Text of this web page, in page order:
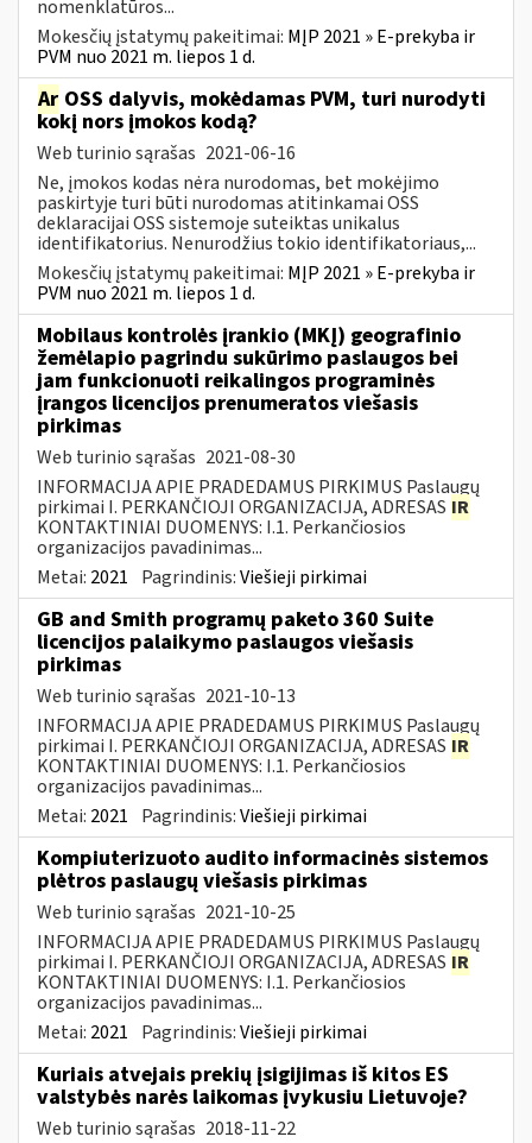
nomenklatūros...
Mokesčių įstatymų pakeitimai: MĮP 2021 » E-prekyba ir
PVM nuo 2021 m. liepos 1 d.
Ar OSS dalyvis, mokėdamas PVM, turi nurodyti
kokį nors įmokos kodą?
Web turinio sąrašas 2021-06-16
Ne, įmokos kodas nėra nurodomas, bet mokėjimo
paskirtyje turi būti nurodomas atitinkamai OSS
deklaracijai OSS sistemoje suteiktas unikalus
identifikatorius. Nenurodžius tokio identifikatoriaus,...
Mokesčių įstatymų pakeitimai: MĮP 2021 » E-prekyba ir
PVM nuo 2021 m. liepos 1 d.
Mobilaus kontrolės įrankio (MKĮ) geografinio
žemėlapio pagrindu sukūrimo paslaugos bei
jam funkcionuoti reikalingos programinės
įrangos licencijos prenumeratos viešasis
pirkimas
Web turinio sąrašas 2021-08-30
INFORMACIJA APIE PRADEDAMUS PIRKIMUS Paslaugų
pirkimai I. PERKANČIOJI ORGANIZACIJA, ADRESAS IR
KONTAKTINIAI DUOMENYS: I.1. Perkančiosios
organizacijos pavadinimas...
Metai: 2021 Pagrindinis:Viešieji pirkimai
GB and Smith programų paketo 360 Suite
licencijos palaikymo paslaugos viešasis
pirkimas
Web turinio sąrašas 2021-10-13
INFORMACIJA APIE PRADEDAMUS PIRKIMUS Paslaugų
pirkimai I. PERKANČIOJI ORGANIZACIJA, ADRESAS IR
KONTAKTINIAI DUOMENYS: I.1. Perkančiosios
organizacijos pavadinimas...
Metai: 2021 Pagrindinis:Viešieji pirkimai
Kompiuterizuoto audito informacinės sistemos
plėtros paslaugų viešasis pirkimas
Web turinio sąrašas 2021-10-25
INFORMACIJA APIE PRADEDAMUS PIRKIMUS Paslaugų
pirkimai I. PERKANČIOJI ORGANIZACIJA, ADRESAS IR
KONTAKTINIAI DUOMENYS: I.1. Perkančiosios
organizacijos pavadinimas...
Metai: 2021 Pagrindinis:Viešieji pirkimai
Kuriais atvejais prekių įsigijimas iš kitos ES
valstybės narės laikomas įvykusiu Lietuvoje?
Web turinio sąrašas 2018-11-22